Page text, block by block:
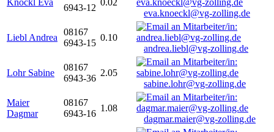
Knöckl Eva
6943-12
0.02
eva.knoeckl@vg-zolling.de
Liebl Andrea
08167
6943-15
0.10
andrea.liebl@vg-zolling.de
Lohr Sabine
08167
6943-36
2.05
sabine.lohr@vg-zolling.de
Maier
Dagmar
08167
6943-16
1.08
dagmar.maier@vg-zolling.de